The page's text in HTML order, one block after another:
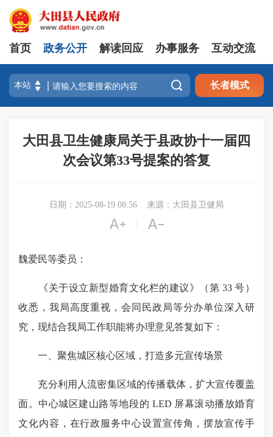
首页 政务公开 解读回应 办事服务 互动交流
 长者模式
大田县卫生健康局关于县政协十一届四
次会议第33号提案的答复
日期：2025-08-19 08:56 来源：大田县卫健局
 
魏爱民等委员：​
《关于设立新型婚育文化栏的建议》（第 33 号）
收悉，我局高度重视，会同民政局等分办单位深入研
究，现结合我局工作职能将办理意见答复如下：​
一、聚焦城区核心区域，打造多元宣传场景​
充分利用人流密集区域的传播载体，扩大宣传覆盖
面。中心城区建山路等地段的 LED 屏幕滚动播放婚育
文化内容，在行政服务中心设置宣传角，摆放宣传手